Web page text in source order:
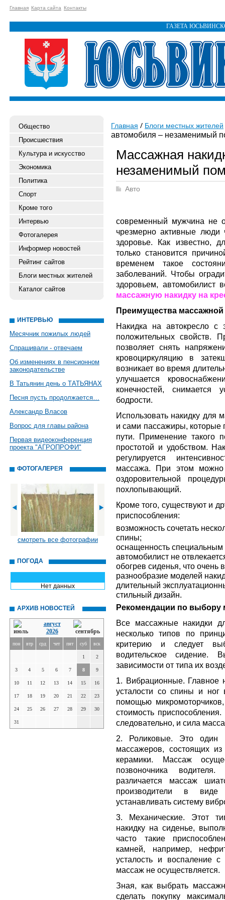
Главная Карта сайта Контакты
ГАЗЕТА
Общество
Происшествия
Культура и искусство
Экономика
Политика
Спорт
Кроме того
Интервью
Фотогалерея
Информер новостей
Рейтинг сайтов
Блоги местных жителей
Каталог сайтов
ИНТЕРВЬЮ
Месячник пожилых людей
Спрашивали - отвечаем
Об изменениях в пенсионном
законодательстве
В Татьянин день о ТАТЬЯНАХ
Песня пусть продолжается…
Александр Власов
Вопрос для главы района
Первая видеоконференция
проекта "АГРОПРОФИ"
ФОТОГАЛЕРЕЯ
смотреть все фотографии
ПОГОДА
Нет данных
АРХИВ НОВОСТЕЙ
август
2026
пон втр срд чет пят суб вск
1 2
3 4 5 6 7 8 9
10 11 12 13 14 15 16
17 18 19 20 21 22 23
24 25 26 27 28 29 30
31
Главная Блоги местных жителей
автомобиля – незаменимый
Массажная
незаменимый
Авто
современный мужчина не
чрезмерно активные люди
здоровье. Как известно,
только становится
временем такое
заболеваний. Чтобы
здоровьем, автомобилист
массажную накидку на
Преимущества массажной
Накидка на автокресло
положительных свойств.
позволяет снять
кровоциркуляцию в
возникает во время
улучшается
конечностей, снимается
бодрости.
Использовать накидку для
и сами пассажиры,
пути. Применение такого
простотой и удобством.
регулируется
массажа. При этом
оздоровительной
похлопывающий.
Кроме того, существуют и
приспособления:
возможность сочетать
спины;
оснащенность специальным
автомобилист не
обогрев сиденья, что очень
разнообразие моделей
длительный
стильный дизайн.
Рекомендации по выбору
Все массажные накидки
несколько типов по
критерию и следует
водительское сидение.
зависимости от типа их
1. Вибрационные. Главное
усталости со спины и ног
помощью
стоимость
следовательно, и сила
2. Роликовые. Это один
массажеров, состоящих
керамики. Массаж
позвоночника
различается массаж
производители в виде
устанавливать систему
3. Механические. Этот
накидку на сиденье,
часто такие
камней, например,
усталость и воспаление
массаж не осуществляется.
Зная, как выбрать
сделать покупку